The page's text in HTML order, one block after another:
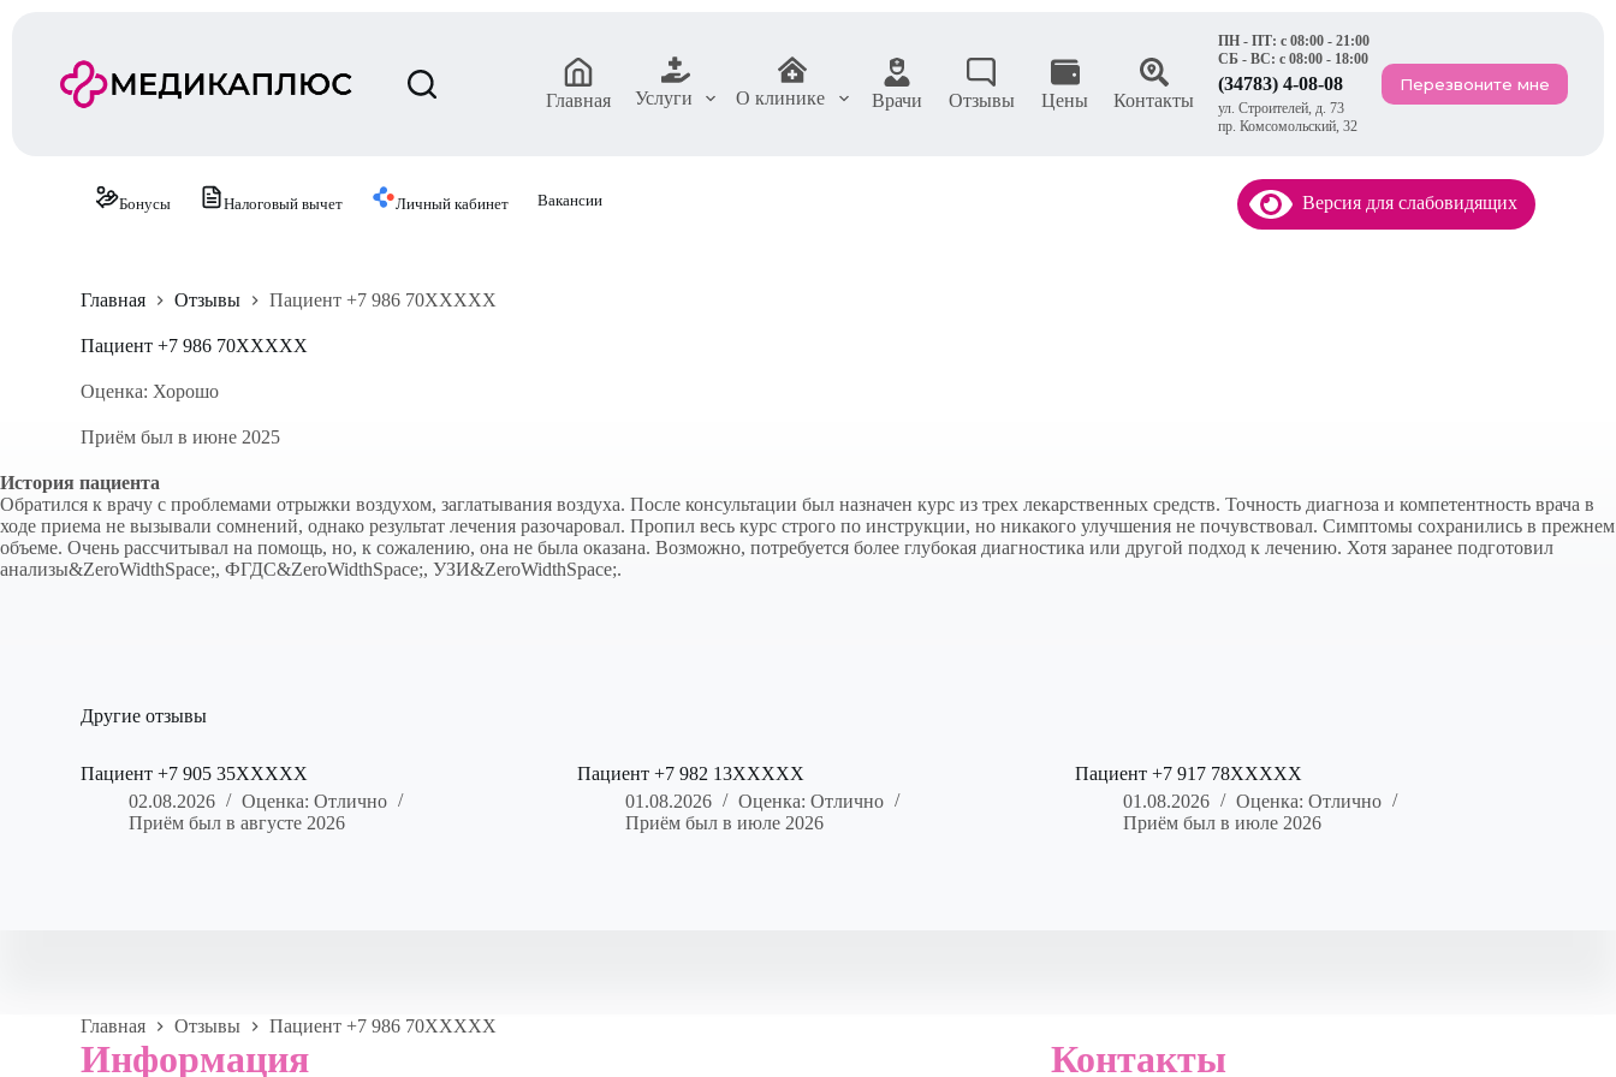
Главная Услуги О клинике Врачи Отзывы Цены Контакты
ПН - ПТ: с 08:00 - 21:00
СБ - ВС: с 08:00 - 18:00
(34783) 4-08-08
ул. Строителей, д. 73
пр. Комсомольский, 32
Перезвоните мне
Бонусы Налоговый вычет Личный кабинет Вакансии Версия для слабовидящих
Главная Отзывы Пациент +7 986 70XXXXX
Пациент +7 986 70XXXXX
Оценка: Хорошо
Приём был в июне 2025
История пациента
Обратился к врачу с проблемами отрыжки воздухом, заглатывания воздуха. После консультации был назначен курс из трех лекарственных средств. Точность диагноза и компетентность врача в
ходе приема не вызывали сомнений, однако результат лечения разочаровал. Пропил весь курс строго по инструкции, но никакого улучшения не почувствовал. Симптомы сохранились в прежнем
объеме. Очень рассчитывал на помощь, но, к сожалению, она не была оказана. Возможно, потребуется более глубокая диагностика или другой подход к лечению. Хотя заранее подготовил
анализы&ZeroWidthSpace;, ФГДС&ZeroWidthSpace;, УЗИ&ZeroWidthSpace;.
Другие отзывы
Пациент +7 905 35XXXXX
02.08.2026
Оценка: Отлично
Приём был в августе 2026
Пациент +7 982 13XXXXX
01.08.2026
Оценка: Отлично
Приём был в июле 2026
Пациент +7 917 78XXXXX
01.08.2026
Оценка: Отлично
Приём был в июле 2026
Главная Отзывы Пациент +7 986 70XXXXX
Информация Контакты